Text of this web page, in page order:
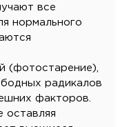
все
нормального
(фотостарение),
радикалов
факторов.
оставляя